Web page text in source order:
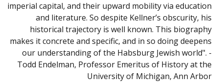
imperial capital, and their upward mobility via education
and literature. So despite Kellner’s obscurity, his
historical trajectory is well known. This biography
makes it concrete and specific, and in so doing deepens
our understanding of the Habsburg Jewish world". -
Todd Endelman, Professor Emeritus of History at the
University of Michigan, Ann Arbor